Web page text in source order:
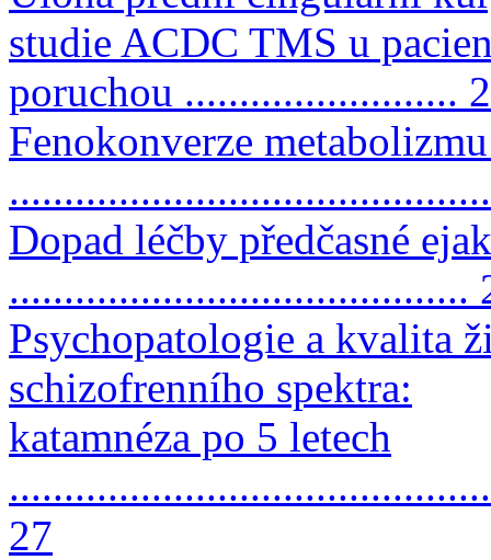
studie ACDC TMS u
poruchou .........................
Fenokonverze
Dopad léčby předčasné
..........................................
Psychopatologie a kvalita
schizofrenního spektra:
katamnéza po 5 letech
27